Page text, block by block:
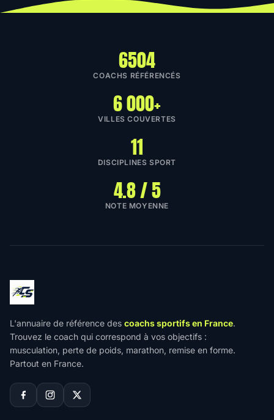
6504
COACHS RÉFÉRENCÉS
6 000+
VILLES COUVERTES
11
DISCIPLINES SPORT
4.8 / 5
NOTE MOYENNE
L'annuaire de référence des coachs sportifs en France.
Trouvez le coach qui correspond à vos objectifs :
musculation, perte de poids, marathon, remise en forme.
Partout en France.